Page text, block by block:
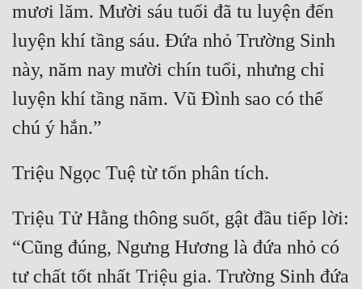
Sắc
Sủng
Thanh Xuân
Tiên Hiệp
Trinh Thám
Triều Đấu
Trùng Sinh
Trọng Sinh
mươi lăm. Mười sáu tuổi đã tu luyện đến
luyện khí tầng sáu. Đứa nhỏ Trường Sinh
này, năm nay mười chín tuổi, nhưng chỉ
luyện khí tầng năm. Vũ Đình sao có thể
Triệu Tử Hằng thông suốt, gật đầu tiếp lời:
“Cũng đúng, Ngưng Hương là đứa nhỏ có
tư chất tốt nhất Triệu gia. Trường Sinh đứa